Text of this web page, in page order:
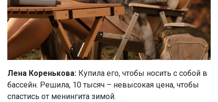
Лена Коренькова: Купила его, чтобы носить с собой в
бассейн. Решила, 10 тысяч – невысокая цена, чтобы
спастись от менингита зимой.